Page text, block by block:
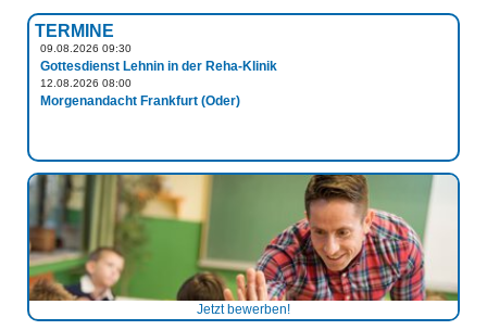
TERMINE
09.08.2026 09:30
Gottesdienst Lehnin in der Reha-Klinik
12.08.2026 08:00
Morgenandacht Frankfurt (Oder)
Jetzt bewerben!